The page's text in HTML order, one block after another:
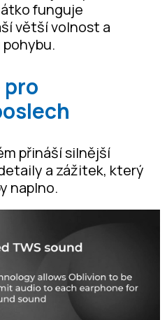
funguje
větší volnost a
přináší silnější
a zážitek, který
naplno.